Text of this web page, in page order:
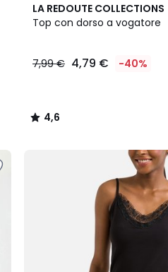
LA REDOUTE COLLECTIONS
Top con dorso a vogatore
7,99 € 4,79 € -40%
4,6
/ 5
2
Colori
4,6
/